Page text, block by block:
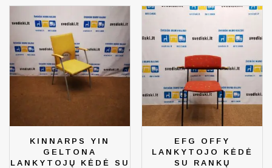
KINNARPS YIN
GELTONA
LANKYTOJŲ KĖDĖ SU
EFG OFFY
LANKYTOJO KĖDĖ
SU RANKŲ